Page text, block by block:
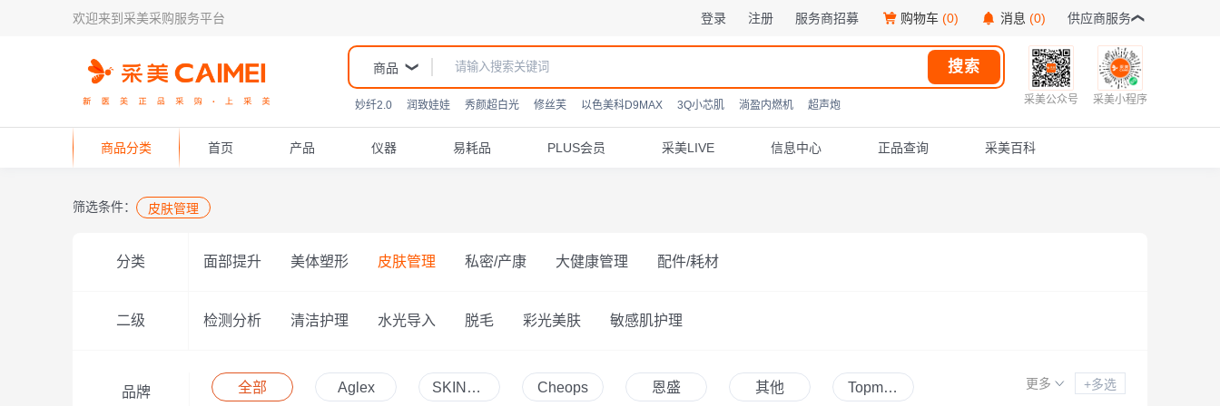
欢迎来到采美采购服务平台 供应商服务
消息 (0)
购物车 (0)
服务商招募
注册
登录
商品 搜索
妙纤2.0 润致娃娃 秀颜超白光 修丝芙 以色美科D9MAX 3Q小芯肌 淌盈内燃机 超声炮 采美公众号 采美小程序
商品分类 首页 产品 仪器 易耗品 PLUS会员 采美LIVE 信息中心 正品查询 采美百科
筛选条件： 皮肤管理
分类 面部提升 美体塑形 皮肤管理 私密/产康 大健康管理 配件/耗材
二级 检测分析 清洁护理 水光导入 脱毛 彩光美肤 敏感肌护理
品牌 全部 Aglex SKINRE Cheops 恩盛 其他 Topmed 更多 +多选